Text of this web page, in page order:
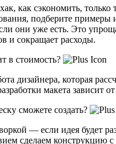
как сэкономить, только
подберите примеры
они уже есть. Это
и сокращает расходы.
в стоимость?
дизайнера, которая
макета зависит
сможете создать?
— если идея будет
сделаем конструкцию